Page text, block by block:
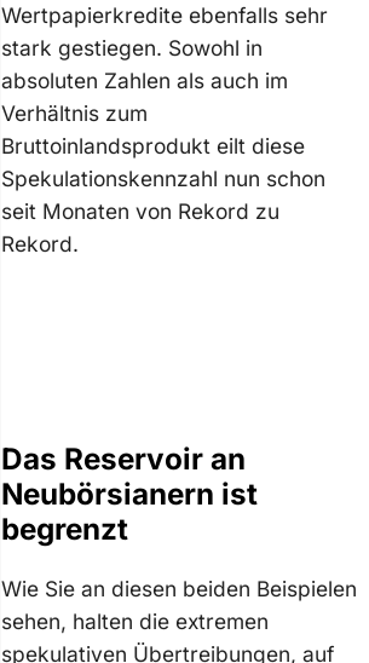
Wertpapierkredite ebenfalls sehr
stark gestiegen. Sowohl in
absoluten Zahlen als auch im
Verhältnis zum
Bruttoinlandsprodukt eilt diese
Spekulationskennzahl nun schon
seit Monaten von Rekord zu
Rekord.
Das Reservoir an
Neubörsianern ist
begrenzt
Wie Sie an diesen beiden Beispielen
sehen, halten die extremen
spekulativen Übertreibungen, auf